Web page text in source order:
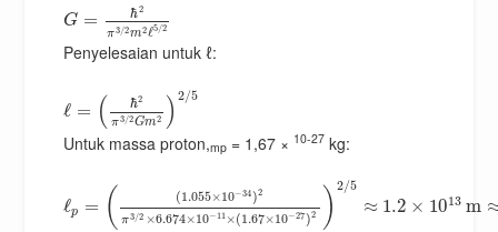
G = ℏ2
π3/2m2ℓ5/2
Penyelesaian untuk ℓ:
ℓ = ( ℏ2
π3/2Gm2 ) 2/5
Untuk massa proton,mp = 1,67 × 10-27 kg:
ℓp = ( (1.055×10−34)2
π3/2 ×6.674×10−11 ×(1.67×10−27)2 ) 2/5
≈ 1.2 × 1013 m